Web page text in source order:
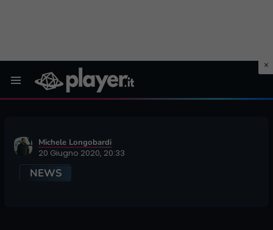
Michele Longobardi
20 Giugno 2020, 20:33
NEWS